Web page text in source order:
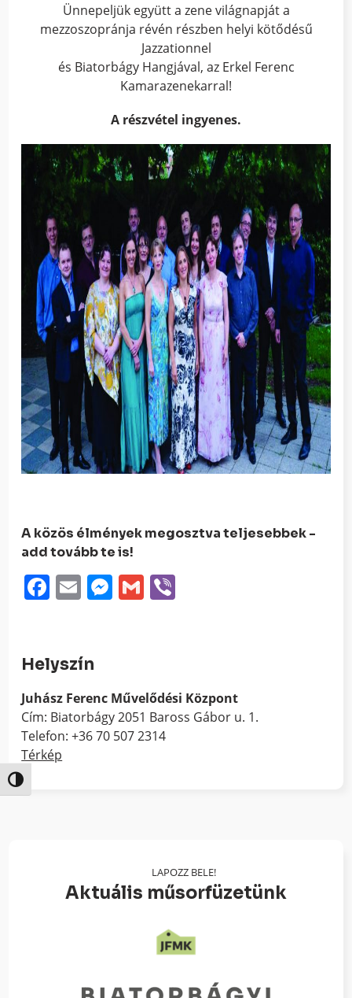
Nagy kontraszt váltása
Ünnepeljük együtt a zene világnapját a
mezzoszopránja révén részben helyi kötődésű
Jazzationnel
és Biatorbágy Hangjával, az Erkel Ferenc
Kamarazenekarral!
A részvétel ingyenes.
A közös élmények megosztva teljesebbek -
add tovább te is!
Facebook
EmailMessenger
Gmail
Helyszín
Juhász Ferenc Művelődési Központ
Cím: Biatorbágy 2051 Baross Gábor u. 1.
Telefon: +36 70 507 2314
Térkép
LAPOZZ BELE!
Aktuális műsorfüzetünk